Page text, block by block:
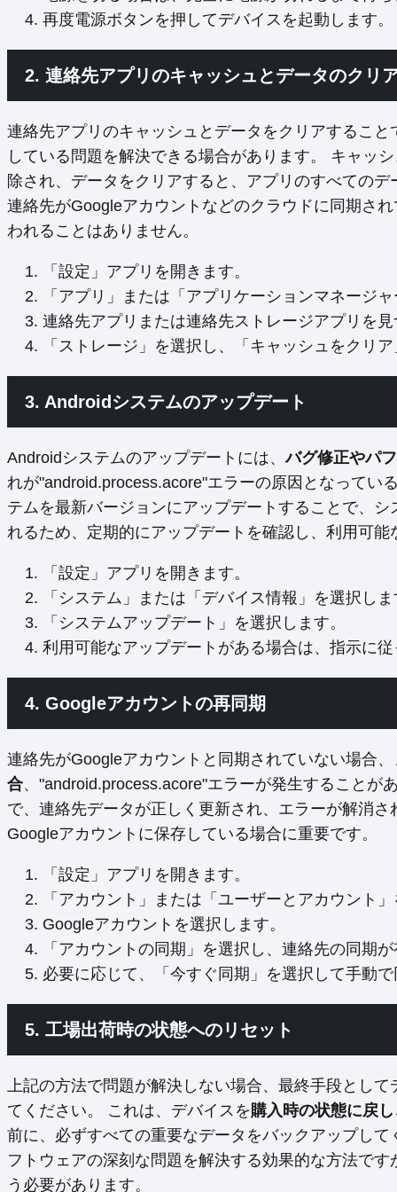
再度電源ボタンを押してデバイスを起動します。
2. 連絡先アプリのキャッシュとデータのクリ
連絡先アプリのキャッシュとデータをクリアすること
している問題を解決できる場合があります。 キャッ
除され、データをクリアすると、アプリのすべての
連絡先がGoogleアカウントなどのクラウドに同期さ
われることはありません。
「設定」アプリを開きます。
「アプリ」または「アプリケーションマネージ
連絡先アプリまたは連絡先ストレージアプリを
「ストレージ」を選択し、「キャッシュをクリ
3. Androidシステムのアップデート
Androidシステムのアップデートには、バグ修正やパ
れが"android.process.acore"エラーの原因となってい
テムを最新バージョンにアップデートすることで、
れるため、定期的にアップデートを確認し、利用可
「設定」アプリを開きます。
「システム」または「デバイス情報」を選択し
「システムアップデート」を選択します。
利用可能なアップデートがある場合は、指示に
4. Googleアカウントの再同期
連絡先がGoogleアカウントと同期されていない場合
合、"android.process.acore"エラーが発生することが
で、連絡先データが正しく更新され、エラーが解消
Googleアカウントに保存している場合に重要です。
「設定」アプリを開きます。
「アカウント」または「ユーザーとアカウント
Googleアカウントを選択します。
「アカウントの同期」を選択し、連絡先の同期
必要に応じて、「今すぐ同期」を選択して手動
5. 工場出荷時の状態へのリセット
上記の方法で問題が解決しない場合、最終手段とし
てください。 これは、デバイスを購入時の状態に戻
前に、必ずすべての重要なデータをバックアップし
フトウェアの深刻な問題を解決する効果的な方法で
う必要があります。